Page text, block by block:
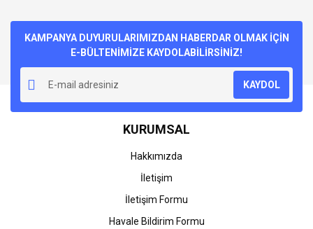
Yorum Yaz
kullanarak tarafımıza iletebilirsiniz.
Görüş ve önerileriniz için teşekkür ederiz.
Ürün resmi kalitesiz, bozuk veya görüntülenemiyor.
Ürün açıklamasında eksik bilgiler bulunuyor.
Ürün bilgilerinde hatalar bulunuyor.
Ürün fiyatı diğer sitelerden daha pahalı.
KAMPANYA DUYURULARIMIZDAN HABERDAR OLMAK İÇİN
E-BÜLTENİMİZE KAYDOLABİLİRSİNİZ!
KAYDOL
KURUMSAL
Hakkımızda
İletişim
İletişim Formu
Havale Bildirim Formu